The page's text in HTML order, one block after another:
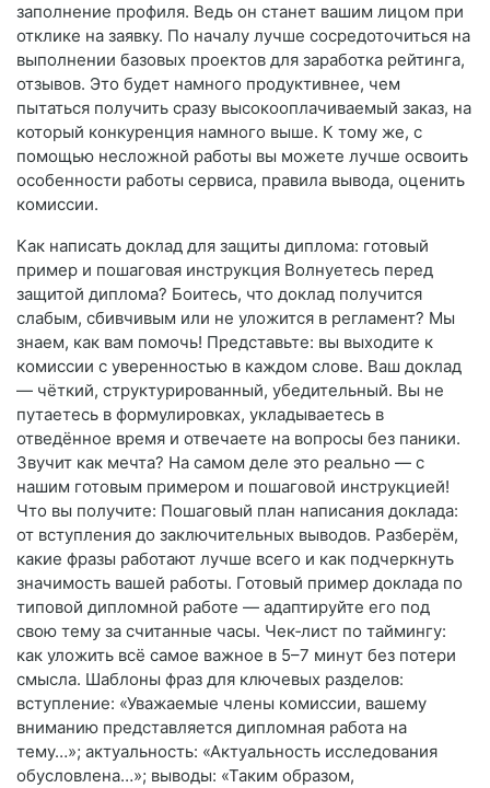
заполнение профиля. Ведь он станет вашим лицом при
отклике на заявку. По началу лучше сосредоточиться на
выполнении базовых проектов для заработка рейтинга,
отзывов. Это будет намного продуктивнее, чем
пытаться получить сразу высокооплачиваемый заказ, на
который конкуренция намного выше. К тому же, с
помощью несложной работы вы можете лучше освоить
особенности работы сервиса, правила вывода, оценить
комиссии.
Как написать доклад для защиты диплома: готовый
пример и пошаговая инструкция Волнуетесь перед
защитой диплома? Боитесь, что доклад получится
слабым, сбивчивым или не уложится в регламент? Мы
знаем, как вам помочь! Представьте: вы выходите к
комиссии с уверенностью в каждом слове. Ваш доклад
— чёткий, структурированный, убедительный. Вы не
путаетесь в формулировках, укладываетесь в
отведённое время и отвечаете на вопросы без паники.
Звучит как мечта? На самом деле это реально — с
нашим готовым примером и пошаговой инструкцией!
Что вы получите: Пошаговый план написания доклада:
от вступления до заключительных выводов. Разберём,
какие фразы работают лучше всего и как подчеркнуть
значимость вашей работы. Готовый пример доклада по
типовой дипломной работе — адаптируйте его под
свою тему за считанные часы. Чек‑лист по таймингу:
как уложить всё самое важное в 5–7 минут без потери
смысла. Шаблоны фраз для ключевых разделов:
вступление: «Уважаемые члены комиссии, вашему
вниманию представляется дипломная работа на
тему…»; актуальность: «Актуальность исследования
обусловлена…»; выводы: «Таким образом,